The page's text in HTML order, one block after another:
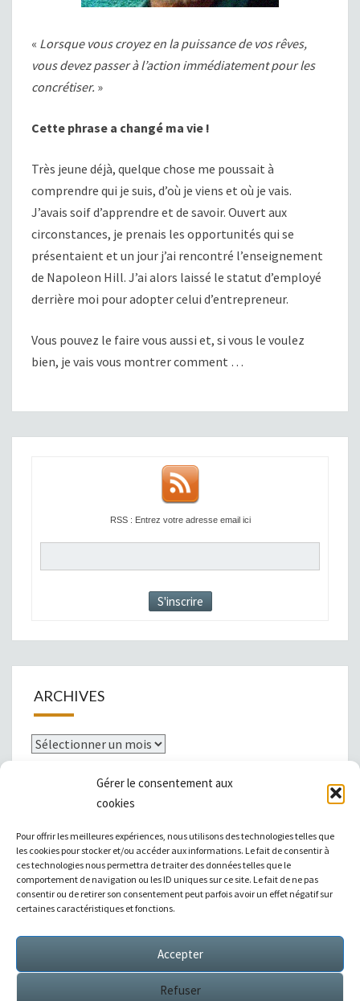
Gérer le consentement aux
cookies
Pour offrir les meilleures expériences, nous utilisons des technologies telles que
les cookies pour stocker et/ou accéder aux informations. Le fait de consentir à
ces technologies nous permettra de traiter des données telles que le
comportement de navigation ou les ID uniques sur ce site. Le fait de ne pas
consentir ou de retirer son consentement peut parfois avoir un effet négatif sur
certaines caractéristiques et fonctions.
Accepter
Refuser
« Lorsque vous croyez en la puissance de vos rêves,
vous devez passer à l’action immédiatement pour les
concrétiser. »
Cette phrase a changé ma vie !
Très jeune déjà, quelque chose me poussait à
comprendre qui je suis, d’où je viens et où je vais.
J’avais soif d’apprendre et de savoir. Ouvert aux
circonstances, je prenais les opportunités qui se
présentaient et un jour j’ai rencontré l’enseignement
de Napoleon Hill. J’ai alors laissé le statut d’employé
derrière moi pour adopter celui d’entrepreneur.
Vous pouvez le faire vous aussi et, si vous le voulez
bien, je vais vous montrer comment …
RSS : Entrez votre adresse email ici
ARCHIVES
Archives
|Témoignages| Annuaire de liens|
Sitemap XML